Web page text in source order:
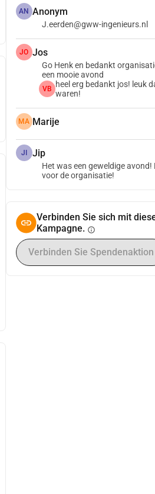
AN Anonym
J.eerden@gww-ingenieurs.nl
JO Jos
Go Henk en bedankt
een mooie avond
VB
heel erg bedankt jos! leuk
waren!
MA Marije
JI Jip
Het was een geweldige avond!
voor de organisatie!
Verbinden Sie sich mit
Kampagne. info
Verbinden Sie Spendenaktion